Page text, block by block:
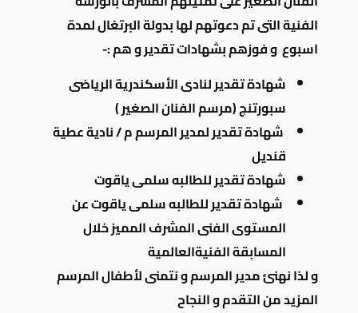
الفنية التى تم دعوتهم لها بدولة البرتغال لمدة
اسبوع و فوزهم بشهادات تقدير و هم :-
شهادة تقدير لنادى الأسكندرية الرياضى
سبورتنج (مرسم الفنان الصغير )
شهادة تقدير لمدير المرسم م / نادية عطية
قنديل
شهادة تقدير للطالبه سلمى ياقوت
شهادة تقدير للطالبه سلمى ياقوت عن
المستوى الفنى المشرف المميز خلال
المسابقة الفنيةالعالمية
و لذا نهنئ مدير المرسم و نتمنى لأطفال المرسم
المزيد من التقدم و النجاح